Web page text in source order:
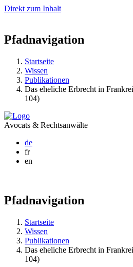
Direkt zum Inhalt
Pfadnavigation
Startseite
Wissen
Publikationen
Das eheliche Erbrecht in
104)
Avocats & Rechtsanwälte
de
fr
en
Pfadnavigation
Startseite
Wissen
Publikationen
Das eheliche Erbrecht in
104)